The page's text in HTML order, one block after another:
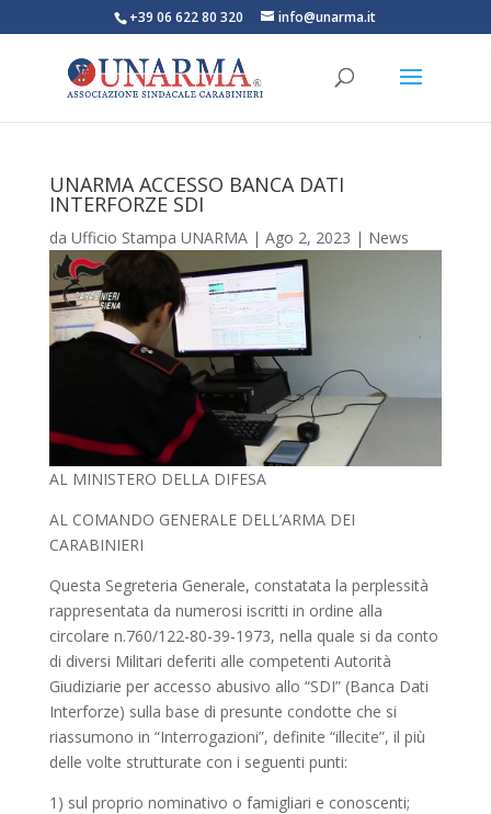
+39 06 622 80 320 info@unarma.it
UNARMA ACCESSO BANCA DATI
INTERFORZE SDI
da Ufficio Stampa UNARMA| Ago 2, 2023 | News
AL MINISTERO DELLA DIFESA
AL COMANDO GENERALE DELL’ARMA DEI
CARABINIERI
Questa Segreteria Generale, constatata la perplessità
rappresentata da numerosi iscritti in ordine alla
circolare n.760/122-80-39-1973, nella quale si da conto
di diversi Militari deferiti alle competenti Autorità
Giudiziarie per accesso abusivo allo “SDI” (Banca Dati
Interforze) sulla base di presunte condotte che si
riassumono in “Interrogazioni”, definite “illecite”, il più
delle volte strutturate con i seguenti punti:
1) sul proprio nominativo o famigliari e conoscenti;